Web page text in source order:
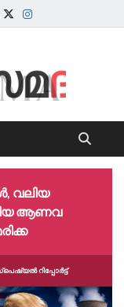
വലിയ
ആണവ
റിപ്പോര്‍ട്ട്